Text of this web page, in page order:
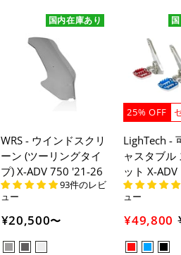
国内在庫あり
WRS - ウインドスクリ
ーン (ツーリングタイ
プ) X-ADV 750 '21-26
93件のレビ
ュー
¥20,500〜
25% OFF
LighTech -
ャスタブル
ット X-
ュー
¥49,800